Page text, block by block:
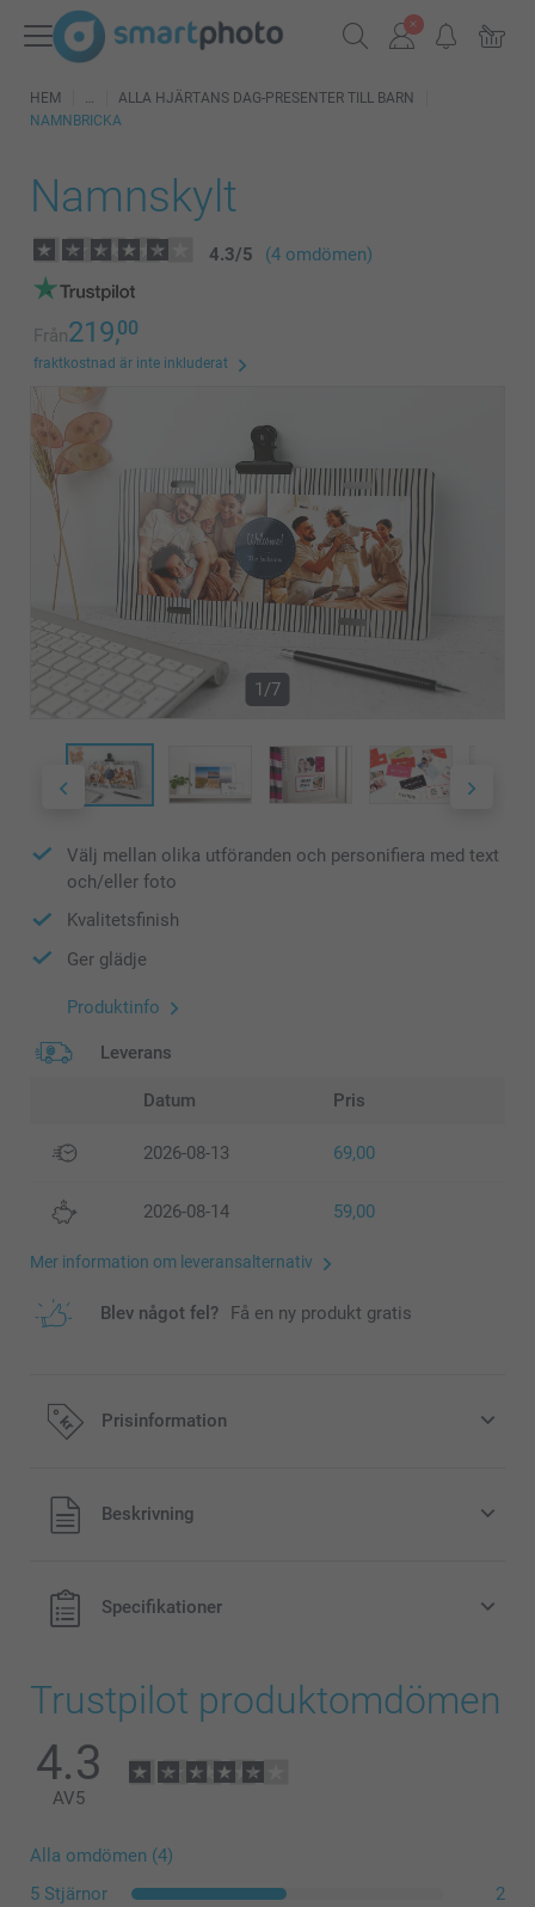
HEM
ALLA HJÄRTANS DAG-PRESENTER TILL BARN
NAMNBRICKA
Namnskylt
4.3/5 (4 omdömen)
Från219,00
fraktkostnad är inte inkluderat
1/7
Välj mellan olika utföranden och personifiera med text
och/eller foto
Kvalitetsfinish
Ger glädje
Produktinfo
Leverans
Datum Pris
2026-08-13 69,00
2026-08-14 59,00
Mer information om leveransalternativ
Blev något fel? Få en ny produkt gratis
Prisinformation
Alla priser är i svenska kronor (SEK), inklusive moms och
exklusive porto.
Beskrivning
Specifikationer
Trustpilot produktomdömen
4.3
AV5
Alla omdömen (4)
5 Stjärnor
2